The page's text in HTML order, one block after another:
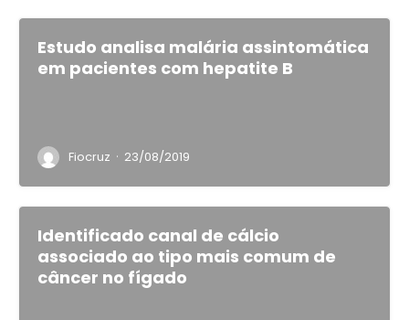
Estudo analisa malária assintomática
em pacientes com hepatite B
Fiocruz · 23/08/2019
Identificado canal de cálcio
associado ao tipo mais comum de
câncer no fígado